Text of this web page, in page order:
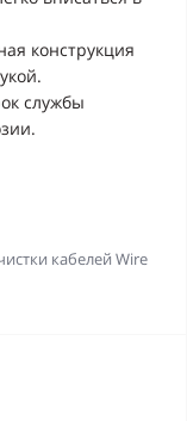
конструкция
службы
кабелей Wire